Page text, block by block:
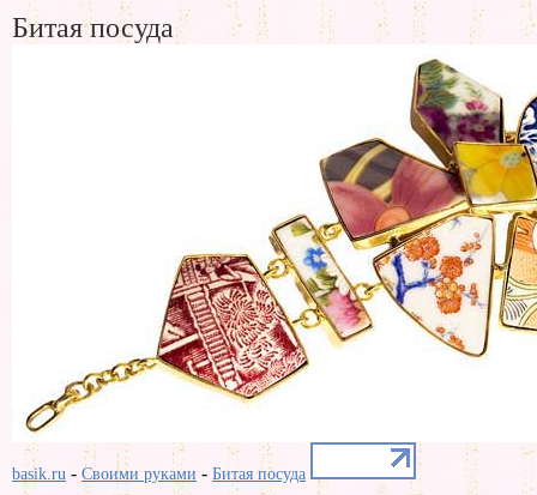
Битая посуда
basik.ru - Своими руками - Битая посуда